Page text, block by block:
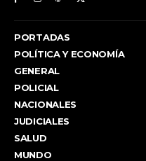
PORTADAS
POLÍTICA Y ECONOMÍA
GENERAL
POLICIAL
NACIONALES
JUDICIALES
SALUD
MUNDO